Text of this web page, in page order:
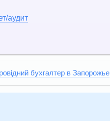
аудит
бухгалтер в Запорожье